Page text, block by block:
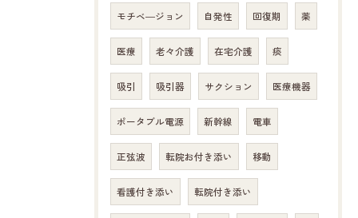
モチベ―ジョン 自発性 回復期 薬
医療 老々介護 在宅介護 痰
吸引 吸引器 サクション 医療機器
ポータブル電源 新幹線 電車
正弦波 転院お付き添い 移動
看護付き添い 転院付き添い